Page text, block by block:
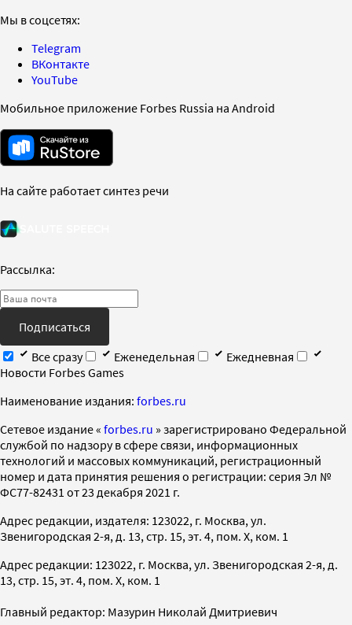
Мы в соцсетях:
Telegram
ВКонтакте
YouTube
Мобильное приложение Forbes Russia на Android
На сайте работает синтез речи
Рассылка:
Подписаться
Все сразу
Еженедельная
Ежедневная
Новости Forbes Games
Наименование издания: forbes.ru
Cетевое издание « forbes.ru » зарегистрировано Федеральной
службой по надзору в сфере связи, информационных
технологий и массовых коммуникаций, регистрационный
номер и дата принятия решения о регистрации: серия Эл №
ФС77-82431 от 23 декабря 2021 г.
Адрес редакции, издателя: 123022, г. Москва, ул.
Звенигородская 2-я, д. 13, стр. 15, эт. 4, пом. X, ком. 1
Адрес редакции: 123022, г. Москва, ул. Звенигородская 2-я, д.
13, стр. 15, эт. 4, пом. X, ком. 1
Главный редактор: Мазурин Николай Дмитриевич